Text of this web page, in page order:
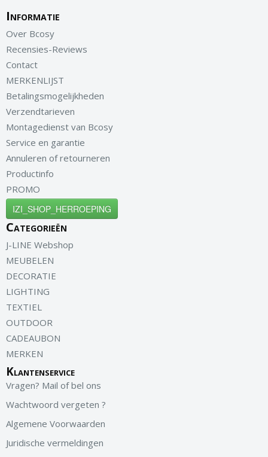
Informatie
Over Bcosy
Recensies-Reviews
Contact
MERKENLIJST
Betalingsmogelijkheden
Verzendtarieven
Montagedienst van Bcosy
Service en garantie
Annuleren of retourneren
Productinfo
PROMO
IZI_SHOP_HERROEPING
Categorieën
J-LINE Webshop
MEUBELEN
DECORATIE
LIGHTING
TEXTIEL
OUTDOOR
CADEAUBON
MERKEN
Klantenservice
Vragen? Mail of bel ons
Wachtwoord vergeten ?
Algemene Voorwaarden
Juridische vermeldingen